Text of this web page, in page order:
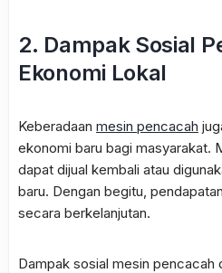
2. Dampak Sosial
Ekonomi Lokal
Keberadaan mesin pencacah
ekonomi baru bagi masyarakat.
dapat dijual kembali atau
baru. Dengan begitu,
secara berkelanjutan.
Dampak sosial mesin pencacah